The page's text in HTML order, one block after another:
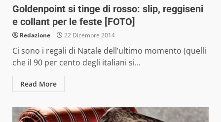
Goldenpoint si tinge di rosso: slip, reggiseni
e collant per le feste [FOTO]
Redazione 22 Dicembre 2014
Ci sono i regali di Natale dell’ultimo momento (quelli
che il 90 per cento degli italiani si...
Read More